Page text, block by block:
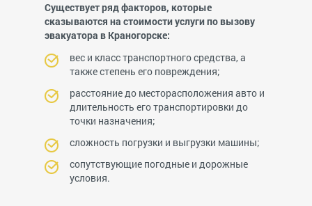
Существует ряд факторов, которые
сказываются на стоимости услуги по вызову
эвакуатора в Краногорске:
вес и класс транспортного средства, а
также степень его повреждения;
расстояние до месторасположения авто и
длительность его транспортировки до
точки назначения;
сложность погрузки и выгрузки машины;
сопутствующие погодные и дорожные
условия.